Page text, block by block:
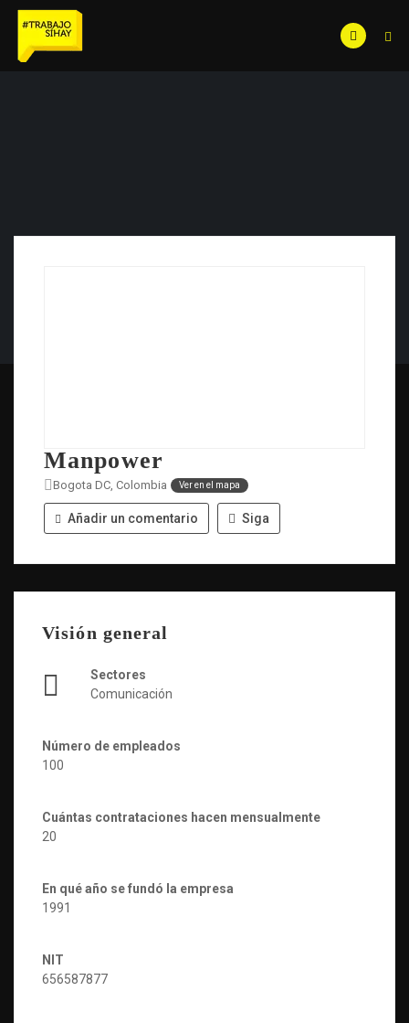
Manpower
Bogota DC, Colombia Ver en el mapa
Añadir un comentario Siga
Visión general
Sectores
Comunicación
Número de empleados
100
Cuántas contrataciones hacen mensualmente
20
En qué año se fundó la empresa
1991
NIT
656587877